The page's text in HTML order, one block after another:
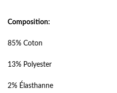
Composition:
85% Coton
13% Polyester
2% Élasthanne